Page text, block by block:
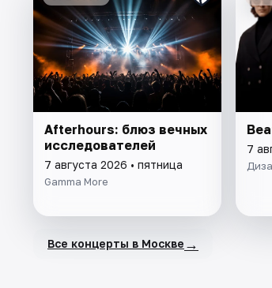
Afterhours: блюз вечных
исследователей
7 августа 2026 • пятница
Gamma More
7
Все концерты в Москве →